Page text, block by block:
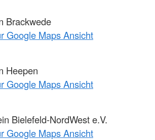
Brackwede
Google Maps Ansicht
Heepen
Google Maps Ansicht
Bielefeld-NordWest e.V.
Google Maps Ansicht